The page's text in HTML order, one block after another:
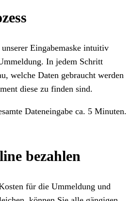
Eingabemaske intuitiv
In jedem Schritt
welche Daten gebraucht werden
diese zu finden sind.
Dateneingabe ca. 5 Minuten.
bezahlen
für die Ummeldung und